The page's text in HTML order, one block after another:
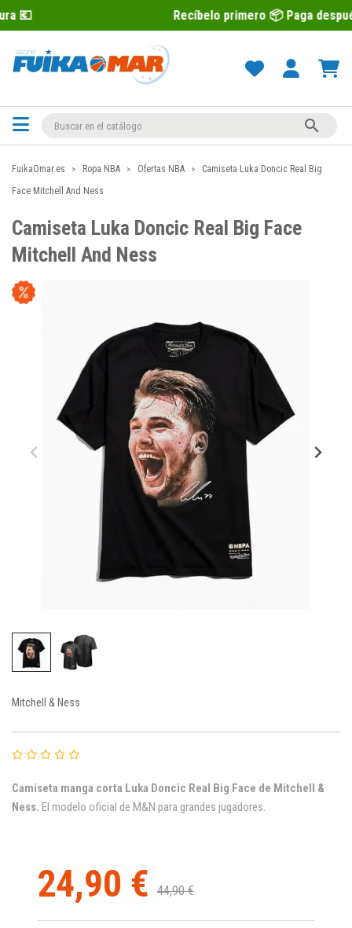
Recíbelo primero 📦 Paga después con

FuikaOmar.es Ropa NBA Ofertas NBA
Camiseta Luka Doncic Real Big
Face Mitchell And Ness
Camiseta Luka Doncic Real Big Face
Mitchell And Ness
Mitchell & Ness
Camiseta manga corta Luka Doncic Real Big Face de Mitchell &
Ness. El modelo oficial de M&N para grandes jugadores.
24,90 € 44,90 €